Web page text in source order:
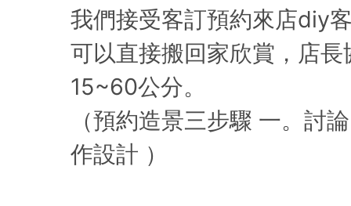
我們接受客訂預約來店diy
可以直接搬回家欣賞，店
15~60公分。
（預約造景三步驟 一。討
作設計 ）